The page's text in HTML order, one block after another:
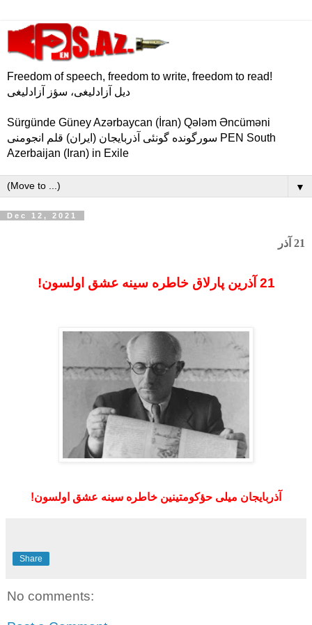
Freedom of speech, freedom to write, freedom to read!
دیل آزادلیغی، سؤز آزادلیغی
Sürgünde Güney Azərbaycan (İran) Qələm Əncüməni
سورگونده گونئی آذربایجان (ایران) قلم انجومنی PEN South
Azerbaijan (Iran) in Exile
▼
Dec 12, 2021
21 آذر
21 آذرین پارلاق خاطره سینه عشق اولسون!
آذربايجان ميلى حؤکومتینین خاطره سینه عشق اولسون!
Share
No comments: